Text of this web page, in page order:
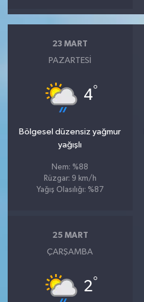
23 MART
PAZARTESI
4°
Bölgesel düzensiz yağmur
yağışlı
Nem: %88
Rüzgar: 9 km/h
Yağış Olasılığı: %87
25 MART
ÇARŞAMBA
2°